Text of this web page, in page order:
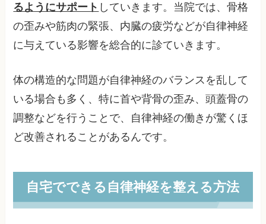
るようにサポート していきます。当院では、骨格
の歪みや筋肉の緊張、内臓の疲労などが自律神経
に与えている影響を総合的に診ていきます。
体の構造的な問題が自律神経のバランスを乱して
いる場合も多く、特に首や背骨の歪み、頭蓋骨の
調整などを行うことで、自律神経の働きが驚くほ
ど改善されることがあるんです。
自宅でできる自律神経を整える方法